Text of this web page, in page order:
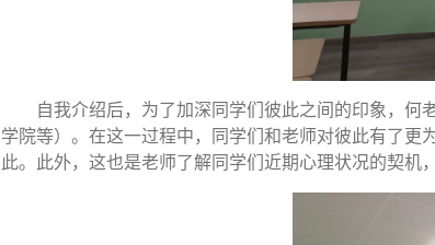
自我介绍后，为了加深同学们彼此之间的印象，
学院等）。在这一过程中，同学们和老师对彼此有了
此。此外，这也是老师了解同学们近期心理状况的契机